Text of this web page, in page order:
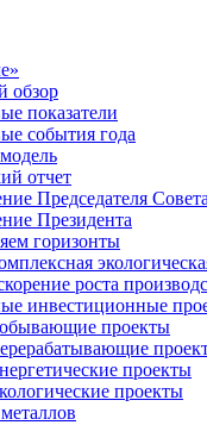
обзор
показатели
события года
отчет
Председателя
Президента
горизонты
роста
инвестиционные
проекты
проекты
проекты